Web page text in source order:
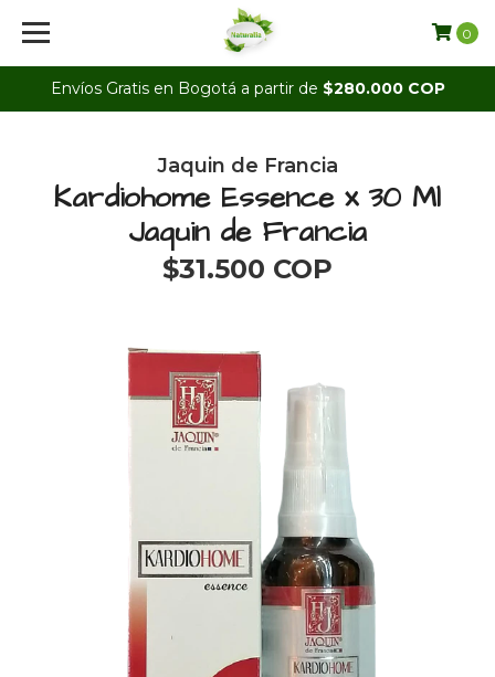
Envíos Gratis en Bogotá a partir de $280.000 COP
0
Jaquin de Francia
Kardiohome Essence x 30 Ml
Jaquin de Francia
$31.500 COP